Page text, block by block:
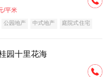
/平米
公园地产 中式地产
庭院式住宅
园十里花海